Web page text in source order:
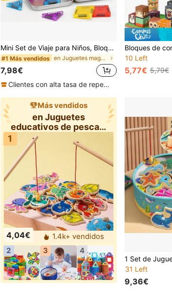
Mini Set de Viaje para Niños, Bloques de Construcción Magnéticos Juguete y Juego para Niños, Esencial Educativo de Aprendizaje Sensorial para Aula Preescolar Montessori, Adecuado para Niños y Niñas de 3 Años en Adelante Regalo de Cumpleaños
#1 Más vendidos en Juguetes magnéticos de pesca y clasificación pa
7,98€
Clientes con alta tasa de repetición
10 Left
5,77€ 5,79€
Más vendidos
en Juguetes
educativos de pesca y
clasificación ma
1
4,04€
1.4k+ vendidos
2
3 4
31 Left
9,36€